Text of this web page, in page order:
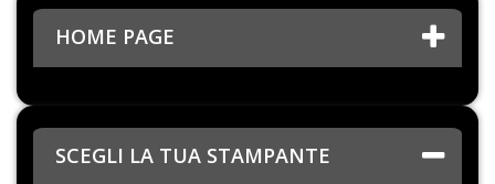
HOME PAGE
SCEGLI LA TUA STAMPANTE